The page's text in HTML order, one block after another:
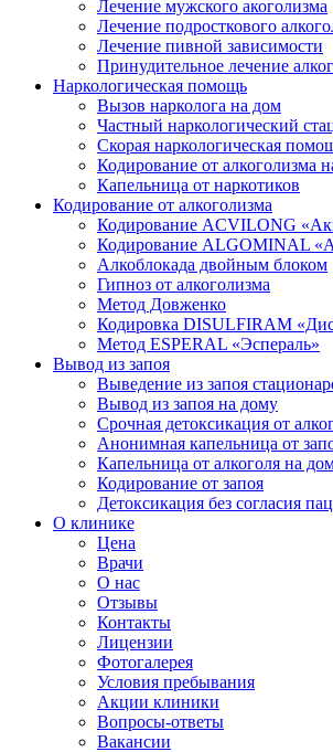
Лечение мужского акоголизма
Лечение подросткового
Лечение пивной зависимости
Принудительное лечение
Наркологическая помощь
Вызов нарколога на дом
Частный наркологический
Скорая наркологическая
Кодирование от алкоголизма
Капельница от наркотиков
Кодирование от алкоголизма
Кодирование ACVILONG
Кодирование ALGOMINAL
Алкоблокада двойным блоком
Гипноз от алкоголизма
Метод Довженко
Кодировка DISULFIRAM
Метод ESPERAL «Эспераль»
Вывод из запоя
Выведение из запоя
Вывод из запоя на дому
Срочная детоксикация от
Анонимная капельница от
Капельница от алкоголя на
Кодирование от запоя
Детоксикация без согласия
О клинике
Цена
Врачи
О нас
Отзывы
Контакты
Лицензии
Фотогалерея
Условия пребывания
Акции клиники
Вопросы-ответы
Вакансии